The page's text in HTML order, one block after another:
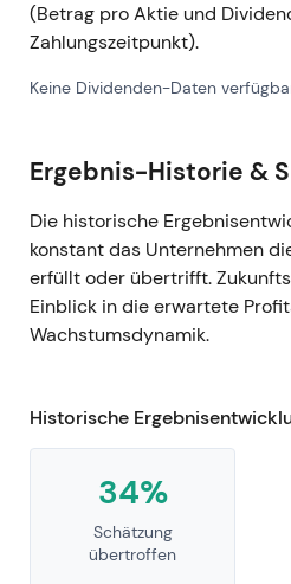
(Betrag pro Aktie und
Zahlungszeitpunkt).
Keine Dividenden-Daten
Ergebnis-Historie &
Die historische
konstant das Unternehmen
erfüllt oder übertrifft.
Einblick in die erwartete
Wachstumsdynamik.
Historische
34%
Schätzung
übertroffen